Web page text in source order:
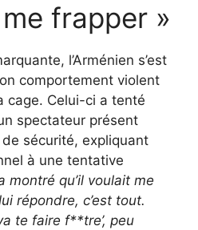
frapper »
l’Arménien s’est
comportement violent
cage. Celui-ci a tenté
spectateur présent
sécurité, expliquant
à une tentative
montré qu’il voulait me
répondre, c’est tout.
te faire f**tre’, peu